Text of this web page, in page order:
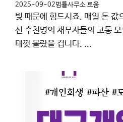
2025-09-02법률사무소 로움
빚 때문에 힘드시죠. 매일 돈 값
신 수천명의 채무자들의 고통
태껏 몰랐을 겁니다. ...